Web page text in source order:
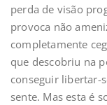
perda de visão
provoca não
completamente
que descobriu na
conseguir libertar-
sente. Mas esta é